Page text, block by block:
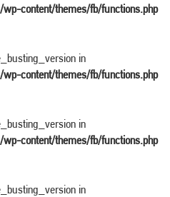
content/themes/fb/functions.php
in
content/themes/fb/functions.php
in
content/themes/fb/functions.php
in